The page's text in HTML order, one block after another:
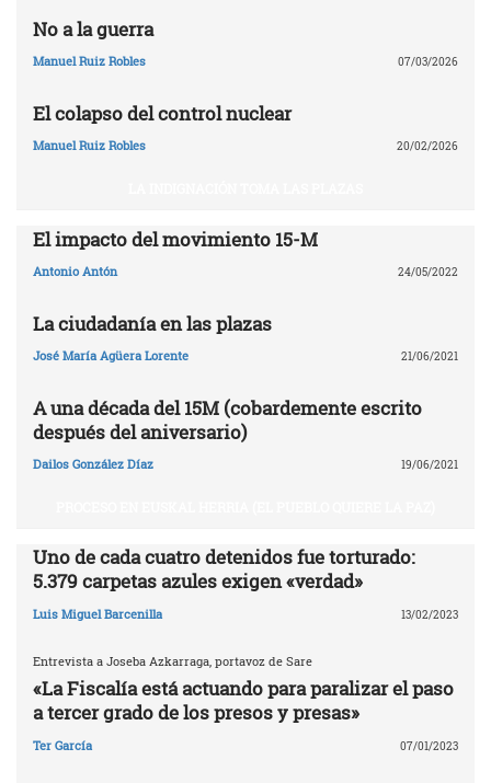
No a la guerra
Manuel Ruiz Robles 07/03/2026
El colapso del control nuclear
Manuel Ruiz Robles 20/02/2026
El impacto del movimiento 15-M
Antonio Antón 24/05/2022
La ciudadanía en las plazas
José María Agüera Lorente 21/06/2021
A una década del 15M (cobardemente escrito
después del aniversario)
Dailos González Díaz 19/06/2021
Uno de cada cuatro detenidos fue torturado:
5.379 carpetas azules exigen «verdad»
Luis Miguel Barcenilla 13/02/2023
Entrevista a Joseba Azkarraga, portavoz de Sare
«La Fiscalía está actuando para paralizar el paso
a tercer grado de los presos y presas»
Ter García 07/01/2023